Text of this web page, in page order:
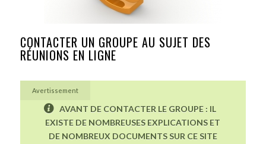
CONTACTER UN GROUPE AU SUJET DES
RÉUNIONS EN LIGNE
Avertissement
AVANT DE CONTACTER LE GROUPE : IL
EXISTE DE NOMBREUSES EXPLICATIONS ET
DE NOMBREUX DOCUMENTS SUR CE SITE